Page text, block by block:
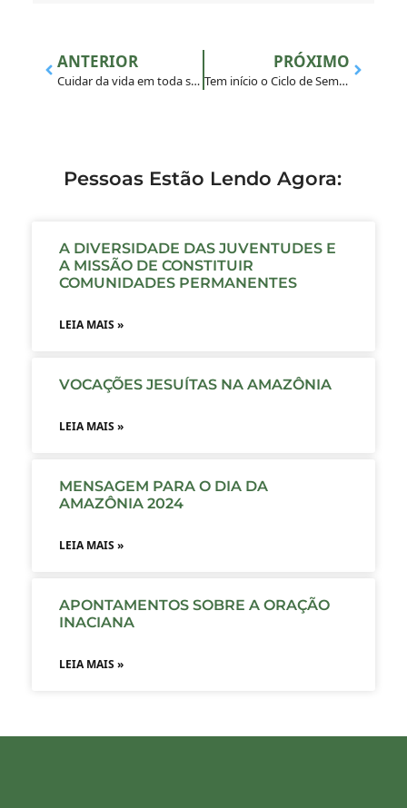
ANTERIOR
Cuidar da vida em toda sua (bio)diversidade
PRÓXIMO
Tem início o Ciclo de Seminários Online
Pessoas Estão Lendo Agora:
A DIVERSIDADE DAS JUVENTUDES E
A MISSÃO DE CONSTITUIR
COMUNIDADES PERMANENTES
LEIA MAIS »
VOCAÇÕES JESUÍTAS NA AMAZÔNIA
LEIA MAIS »
MENSAGEM PARA O DIA DA
AMAZÔNIA 2024
LEIA MAIS »
APONTAMENTOS SOBRE A ORAÇÃO
INACIANA
LEIA MAIS »